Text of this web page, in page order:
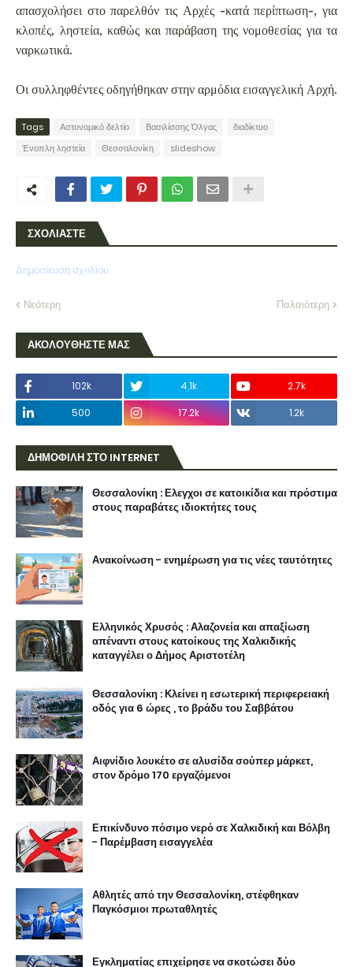
απασχολήσει στο παρελθόν τις Αρχές -κατά περίπτωση-, για
κλοπές, ληστεία, καθώς και παράβαση της νομοθεσίας για τα
ναρκωτικά.
Οι συλληφθέντες οδηγήθηκαν στην αρμόδια εισαγγελική Αρχή.
Tags Αστυνομικό δελτίο Βασιλίσσης Όλγας
διαδίκτυο
Ένοπλη ληστεία
Θεσσαλονίκη slideshow
ΣΧΟΛΙΑΣΤΕ
Δημοσίευση σχολίου
Νεότερη Παλαιότερη
ΑΚΟΛΟΥΘΗΣΤΕ ΜΑΣ
102k 4.1k
2.7k
500
17.2k 1.2k
ΔΗΜΟΦΙΛΗ ΣΤΟ INTERNET
Θεσσαλονίκη : Ελεγχοι σε κατοικίδια και πρόστιμα
στους παραβάτες ιδιοκτήτες τους
Ανακοίνωση - ενημέρωση για τις νέες ταυτότητες
Ελληνικός Χρυσός : Αλαζονεία και απαξίωση
απέναντι στους κατοίκους της Χαλκιδικής
καταγγέλει ο Δήμος Αριστοτέλη
Θεσσαλονίκη : Κλείνει η εσωτερική περιφερειακή
οδός για 6 ώρες , το βράδυ του Σαββάτου
Αιφνίδιο λουκέτο σε αλυσίδα σούπερ μάρκετ,
στον δρόμο 170 εργαζόμενοι
Επικίνδυνο πόσιμο νερό σε Χαλκιδική και Βόλβη
- Παρέμβαση εισαγγελέα
Αθλητές από την Θεσσαλονίκη, στέφθηκαν
Παγκόσμιοι πρωταθλητές
Εγκληματίας επιχείρησε να σκοτώσει δύο